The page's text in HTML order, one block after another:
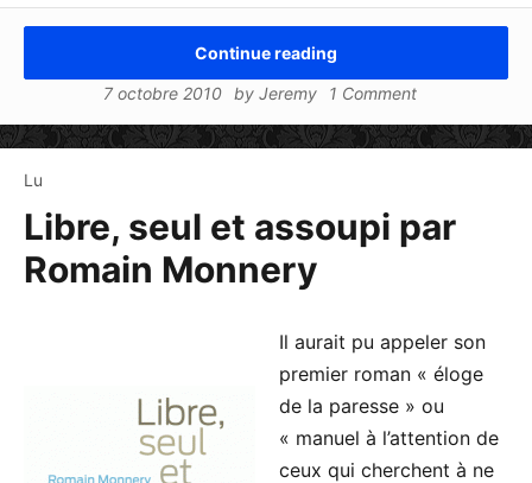
Continue reading
7 octobre 2010 by Jeremy 1 Comment
Lu
Libre, seul et assoupi par
Romain Monnery
Il aurait pu appeler son
premier roman « éloge
de la paresse » ou
« manuel à l’attention de
ceux qui cherchent à ne